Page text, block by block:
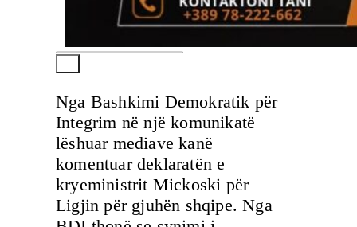
Nga Bashkimi Demokratik për
Integrim në një komunikatë
lëshuar mediave kanë
komentuar deklaratën e
kryeministrit Mickoski për
Ligjin për gjuhën shqipe. Nga